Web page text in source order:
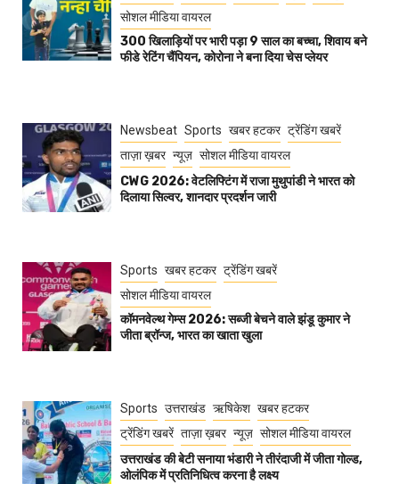
सोशल मीडिया वायरल
300 खिलाड़ियों पर भारी पड़ा 9 साल का बच्चा, शिवाय बने
फीडे रेटिंग चैंपियन, कोरोना ने बना दिया चेस प्लेयर
Newsbeat Sports खबर हटकर ट्रेंडिंग खबरें
ताज़ा ख़बर न्यूज़ सोशल मीडिया वायरल
CWG 2026: वेटलिफ्टिंग में राजा मुथुपांडी ने भारत को
दिलाया सिल्वर, शानदार प्रदर्शन जारी
Sports खबर हटकर ट्रेंडिंग खबरें
सोशल मीडिया वायरल
कॉमनवेल्थ गेम्स 2026: सब्जी बेचने वाले झंडू कुमार ने
जीता ब्रॉन्ज, भारत का खाता खुला
Sports उत्तराखंड ऋषिकेश खबर हटकर
ट्रेंडिंग खबरें ताज़ा ख़बर न्यूज़ सोशल मीडिया वायरल
उत्तराखंड की बेटी सनाया भंडारी ने तीरंदाजी में जीता गोल्ड,
ओलंपिक में प्रतिनिधित्व करना है लक्ष्य